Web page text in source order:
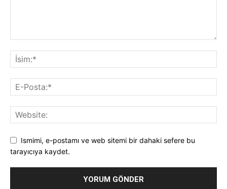
Ismimi, e-postamı ve web sitemi bir dahaki sefere bu
tarayıcıya kaydet.